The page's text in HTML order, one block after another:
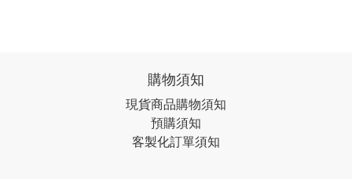
購物須知
現貨商品購物須知
預購須知
客製化訂單須知